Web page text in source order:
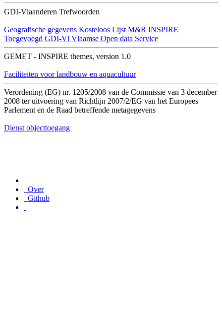
GDI-Vlaanderen Trefwoorden
Geografische gegevens Kosteloos Lijst M&R INSPIRE
Toegevoegd GDI-Vl Vlaamse Open data Service
GEMET - INSPIRE themes, version 1.0
Faciliteiten voor landbouw en aquacultuur
Verordening (EG) nr. 1205/2008 van de Commissie van 3 december
2008 ter uitvoering van Richtlijn 2007/2/EG van het Europees
Parlement en de Raad betreffende metagegevens
Dienst objecttoegang
Over
Github